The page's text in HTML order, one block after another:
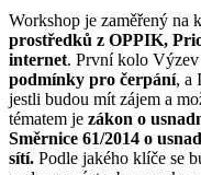
Workshop je zaměřený na
prostředků z OPPIK,
internet. První kolo Výzev
podmínky pro čerpání, a
jestli budou mít zájem a
tématem je zákon o
Směrnice 61/2014 o
sítí. Podle jakého klíče se